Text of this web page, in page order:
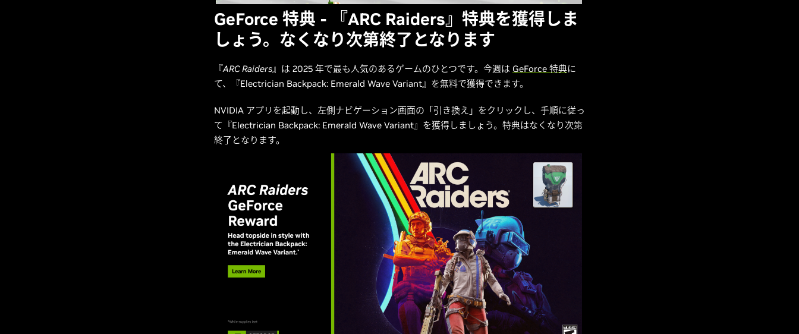
GeForce 特典 - 『ARC Raiders』特典を獲得しま
しょう。なくなり次第終了となります
『ARC Raiders』は 2025 年で最も人気のあるゲームのひとつです。今週は GeForce 特典に
て、『Electrician Backpack: Emerald Wave Variant』を無料で獲得できます。
NVIDIA アプリを起動し、左側ナビゲーション画面の「引き換え」をクリックし、手順に従っ
て『Electrician Backpack: Emerald Wave Variant』を獲得しましょう。特典はなくなり次第
終了となります。